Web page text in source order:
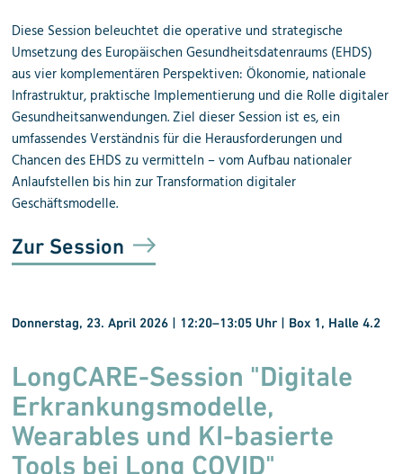
Diese Session beleuchtet die operative und strategische
Umsetzung des Europäischen Gesundheitsdatenraums (EHDS)
aus vier komplementären Perspektiven: Ökonomie, nationale
Infrastruktur, praktische Implementierung und die Rolle digitaler
Gesundheitsanwendungen. Ziel dieser Session ist es, ein
umfassendes Verständnis für die Herausforderungen und
Chancen des EHDS zu vermitteln – vom Aufbau nationaler
Anlaufstellen bis hin zur Transformation digitaler
Geschäftsmodelle.
Zur Session
Donnerstag, 23. April 2026 | 12:20–13:05 Uhr | Box 1, Halle 4.2
LongCARE-Session "Digitale
Erkrankungsmodelle,
Wearables und KI-basierte
Tools bei Long COVID"